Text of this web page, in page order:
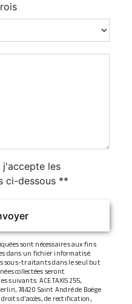
j'accepte les
ci-dessous **
sont nécessaires aux fins
dans un fichier informatisé.
sous-traitants dans le seul but
collectées seront
suivants: ACE TAXIS 255,
74420 Saint André de Boëge
d’accès, de rectification,